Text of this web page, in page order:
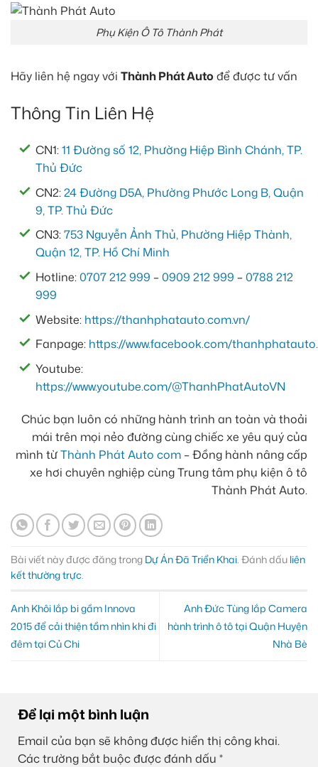
Phụ Kiện Ô Tô Thành Phát
Hãy liên hệ ngay với Thành Phát Auto để được tư vấn
Thông Tin Liên Hệ
CN1:11 Đường số 12, Phường Hiệp Bình Chánh, TP.
Thủ Đức
CN2:24 Đường D5A, Phường Phước Long B, Quận
9, TP. Thủ Đức
CN3:753 Nguyễn Ảnh Thủ, Phường Hiệp Thành,
Quận 12, TP. Hồ Chí Minh
Hotline:0707 212 999 –0909 212 999 –0788 212
999
Website: https://thanhphatauto.com.vn/
Fanpage: https://www.facebook.com/
Youtube:
https://www.youtube.com/@ThanhPhatAutoVN
Chúc bạn luôn có những hành trình an toàn và thoải
mái trên mọi nẻo đường cùng chiếc xe yêu quý của
mình từThành Phát Auto com – Đồng hành nâng cấp
xe hơi chuyên nghiệp cùng Trung tâm phụ kiện ô tô
Thành Phát Auto.
Bài viết này được đăng trong Dự Án Đã Triển Khai. Đánh dấu liên
kết thường trực.
Anh Khôi lắp bi gầm Innova
2015 để cải thiện tầm nhìn khi đi
đêm tại Củ Chi
Anh Đức Tùng lắp Camera
hành trình ô tô tại Quận Huyện
Nhà Bè
Để lại một bình luận
Email của bạn sẽ không được hiển thị công khai.
Các trường bắt buộc được đánh dấu *